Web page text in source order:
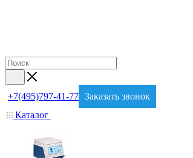
+7(495)797-41-77 Заказать звонок
Каталог